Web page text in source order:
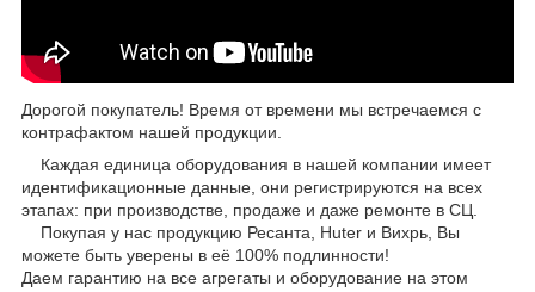
Дорогой покупатель! Время от времени мы встречаемся с
контрафактом нашей продукции.
Каждая единица оборудования в нашей компании имеет
идентификационные данные, они регистрируются на всех
этапах: при производстве, продаже и даже ремонте в СЦ.
Покупая у нас продукцию Ресанта, Huter и Вихрь, Вы
можете быть уверены в её 100% подлинности!
Даем гарантию на все агрегаты и оборудование на этом